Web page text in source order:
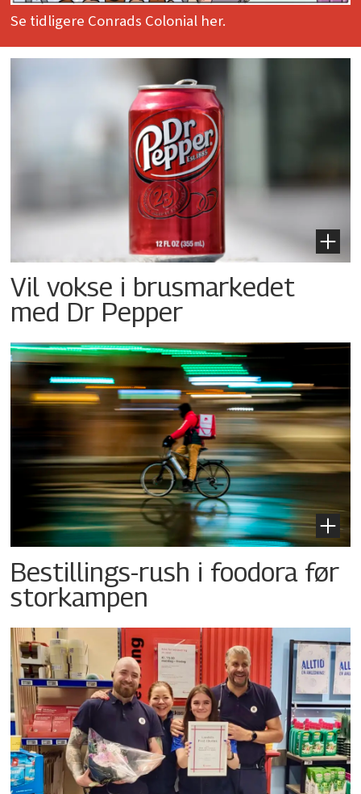
Se tidligere Conrads Colonial her.
Vil vokse i brusmarkedet
med Dr Pepper
Bestillings-rush i foodora før
storkampen